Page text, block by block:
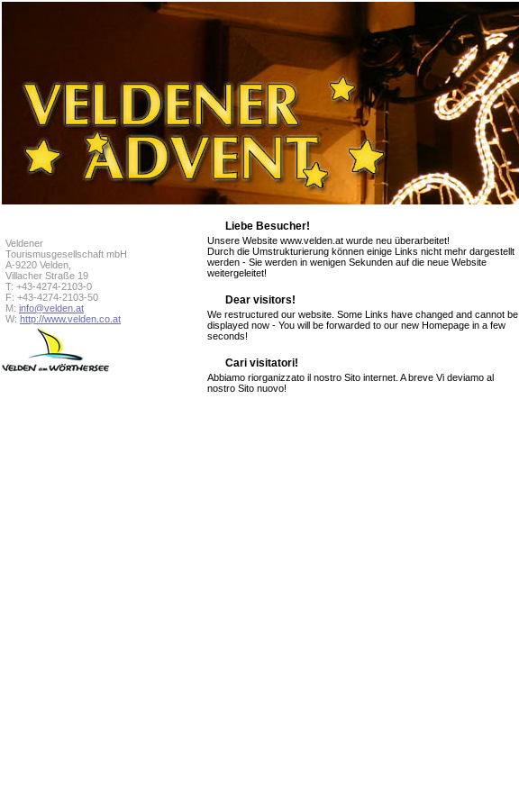
Veldener
Tourismusgesellschaft mbH
A-9220 Velden,
Villacher Straße 19
T: +43-4274-2103-0
F: +43-4274-2103-50
M: info@velden.at
W: http://www.velden.co.at
Liebe Besucher!
Unsere Website www.velden.at wurde neu überarbeitet!
Durch die Umstrukturierung können einige Links nicht mehr dargestellt
werden - Sie werden in wenigen Sekunden auf die neue Website
weitergeleitet!
Dear visitors!
We restructured our website. Some Links have changed and cannot be
displayed now - You will be forwarded to our new Homepage in a few
seconds!
Cari visitatori!
Abbiamo riorganizzato il nostro Sito internet. A breve Vi deviamo al
nostro Sito nuovo!